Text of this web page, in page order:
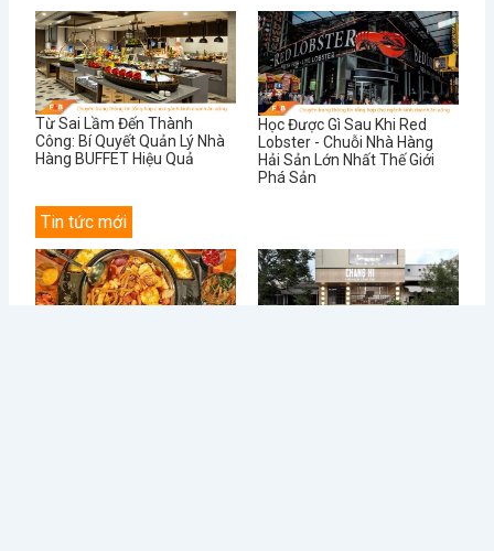
Từ Sai Lầm Đến Thành
Công: Bí Quyết Quản Lý Nhà
Hàng BUFFET Hiệu Quả
Học Được Gì Sau Khi Red
Lobster - Chuỗi Nhà Hàng
Hải Sản Lớn Nhất Thế Giới
Phá Sản
Tin tức mới